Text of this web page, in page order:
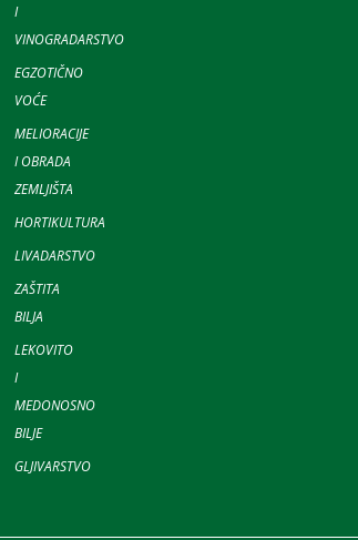
I
VINOGRADARSTVO
EGZOTIČNO
VOĆE
MELIORACIJE
I OBRADA
ZEMLJIŠTA
HORTIKULTURA
LIVADARSTVO
ZAŠTITA
BILJA
LEKOVITO
I
MEDONOSNO
BILJE
GLJIVARSTVO